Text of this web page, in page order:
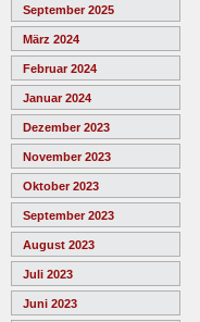
September 2025
März 2024
Februar 2024
Januar 2024
Dezember 2023
November 2023
Oktober 2023
September 2023
August 2023
Juli 2023
Juni 2023